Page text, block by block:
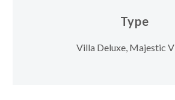
Type
Villa Deluxe, Majestic